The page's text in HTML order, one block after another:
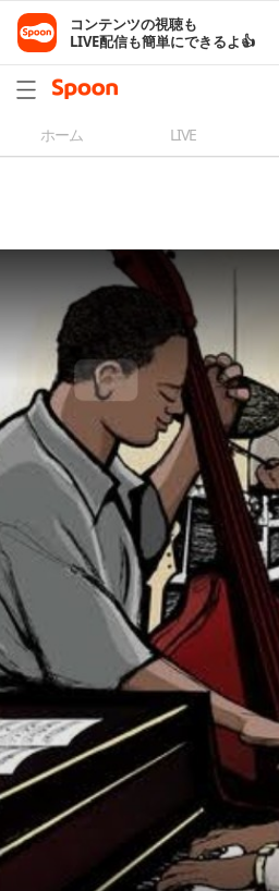
コンテンツの視聴も
LIVE配信も簡単にできるよ👍
ホーム LIVE